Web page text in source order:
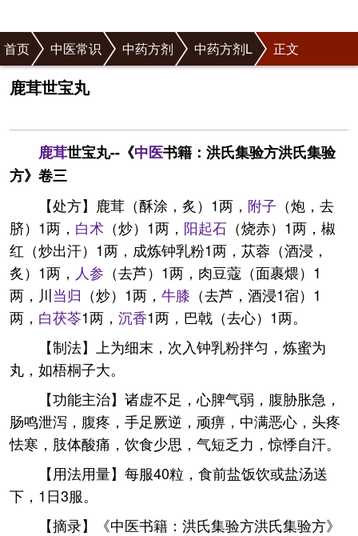
首页 中医常识 中药方剂 中药方剂L 正文
鹿茸世宝丸
鹿茸世宝丸--《中医书籍：洪氏集验方洪氏集验
方》卷三
【处方】鹿茸（酥涂，炙）1两， 附子 （炮，去
脐）1两， 白术 （炒）1两， 阳起石 （烧赤）1两，椒
红（炒出汗）1两，成炼钟乳粉1两，苁蓉（酒浸，
炙）1两， 人参 （去芦）1两，肉豆蔻（面裹煨）1
两，川当归 （炒）1两， 牛膝 （去芦，酒浸1宿）1
两， 白茯苓1两， 沉香1两，巴戟（去心）1两。
【制法】上为细末，次入钟乳粉拌匀，炼蜜为
丸，如梧桐子大。
【功能主治】诸虚不足，心脾气弱，腹胁胀急，
肠鸣泄泻，腹疼，手足厥逆，顽痹，中满恶心，头疼
怯寒，肢体酸痛，饮食少思，气短乏力，惊悸自汗。
【用法用量】每服40粒，食前盐饭饮或盐汤送
下，1日3服。
【摘录】《中医书籍：洪氏集验方洪氏集验方》